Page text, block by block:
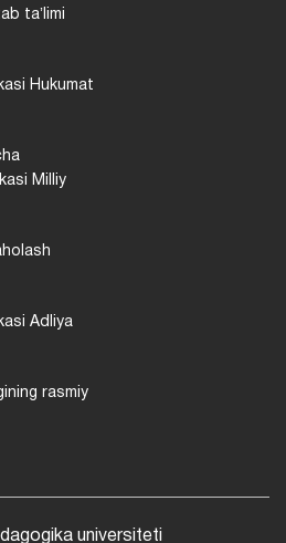
taʼlimi
Hukumat
Milliy
Adliya
rasmiy
universiteti